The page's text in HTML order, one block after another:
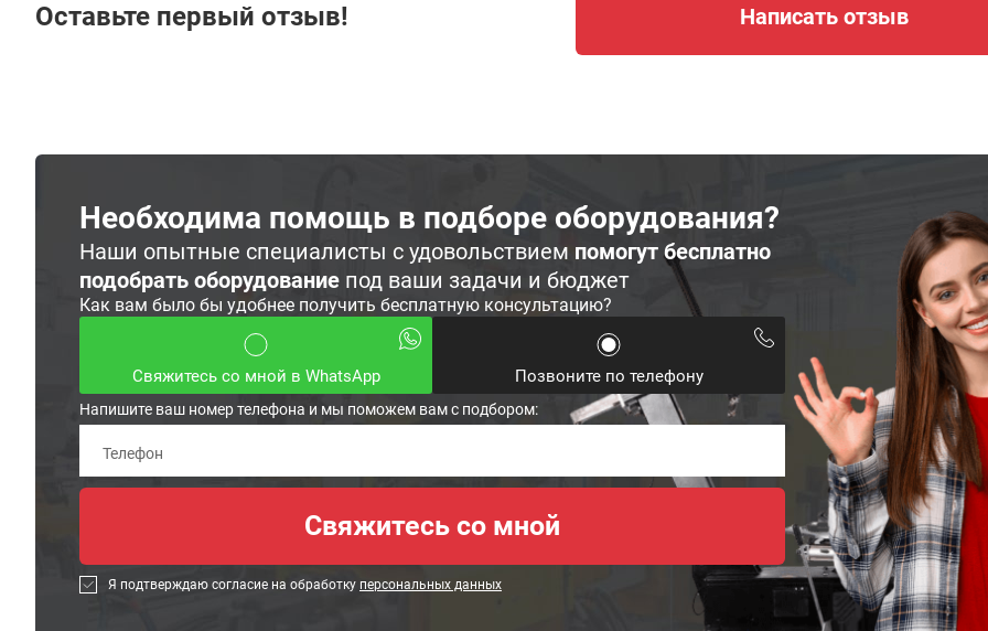
Оставьте первый отзыв! Написать отзыв
Необходима помощь в подборе оборудования?
Наши опытные специалисты с удовольствием помогут бесплатно
подобрать оборудование под ваши задачи и бюджет
Как вам было бы удобнее получить бесплатную консультацию?
Свяжитесь со мной в WhatsApp Позвоните по телефону
Напишите ваш номер телефона и мы поможем вам с подбором:
Я подтверждаю согласие на обработку персональных данных